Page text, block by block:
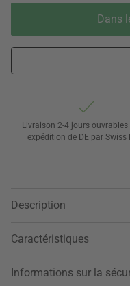
Dans
Livraison 2-4 jours ouvrables
expédition de DE par Swiss
Description
Caractéristiques
Informations sur la